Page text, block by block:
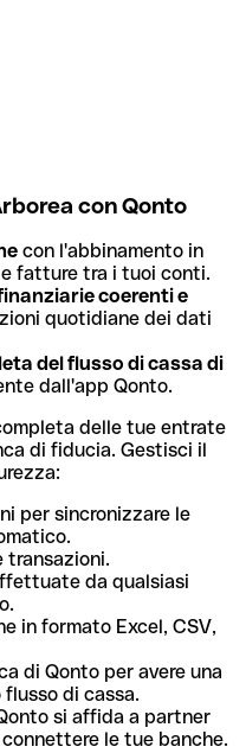
con Qonto
con l'abbinamento in
fatture tra i tuoi conti.
coerenti e
quotidiane dei dati
del flusso di cassa di
dall'app Qonto.
delle tue entrate
di fiducia. Gestisci il
per sincronizzare le
transazioni.
da qualsiasi
in formato Excel, CSV,
di Qonto per avere una
di cassa.
si affida a partner
le tue banche.